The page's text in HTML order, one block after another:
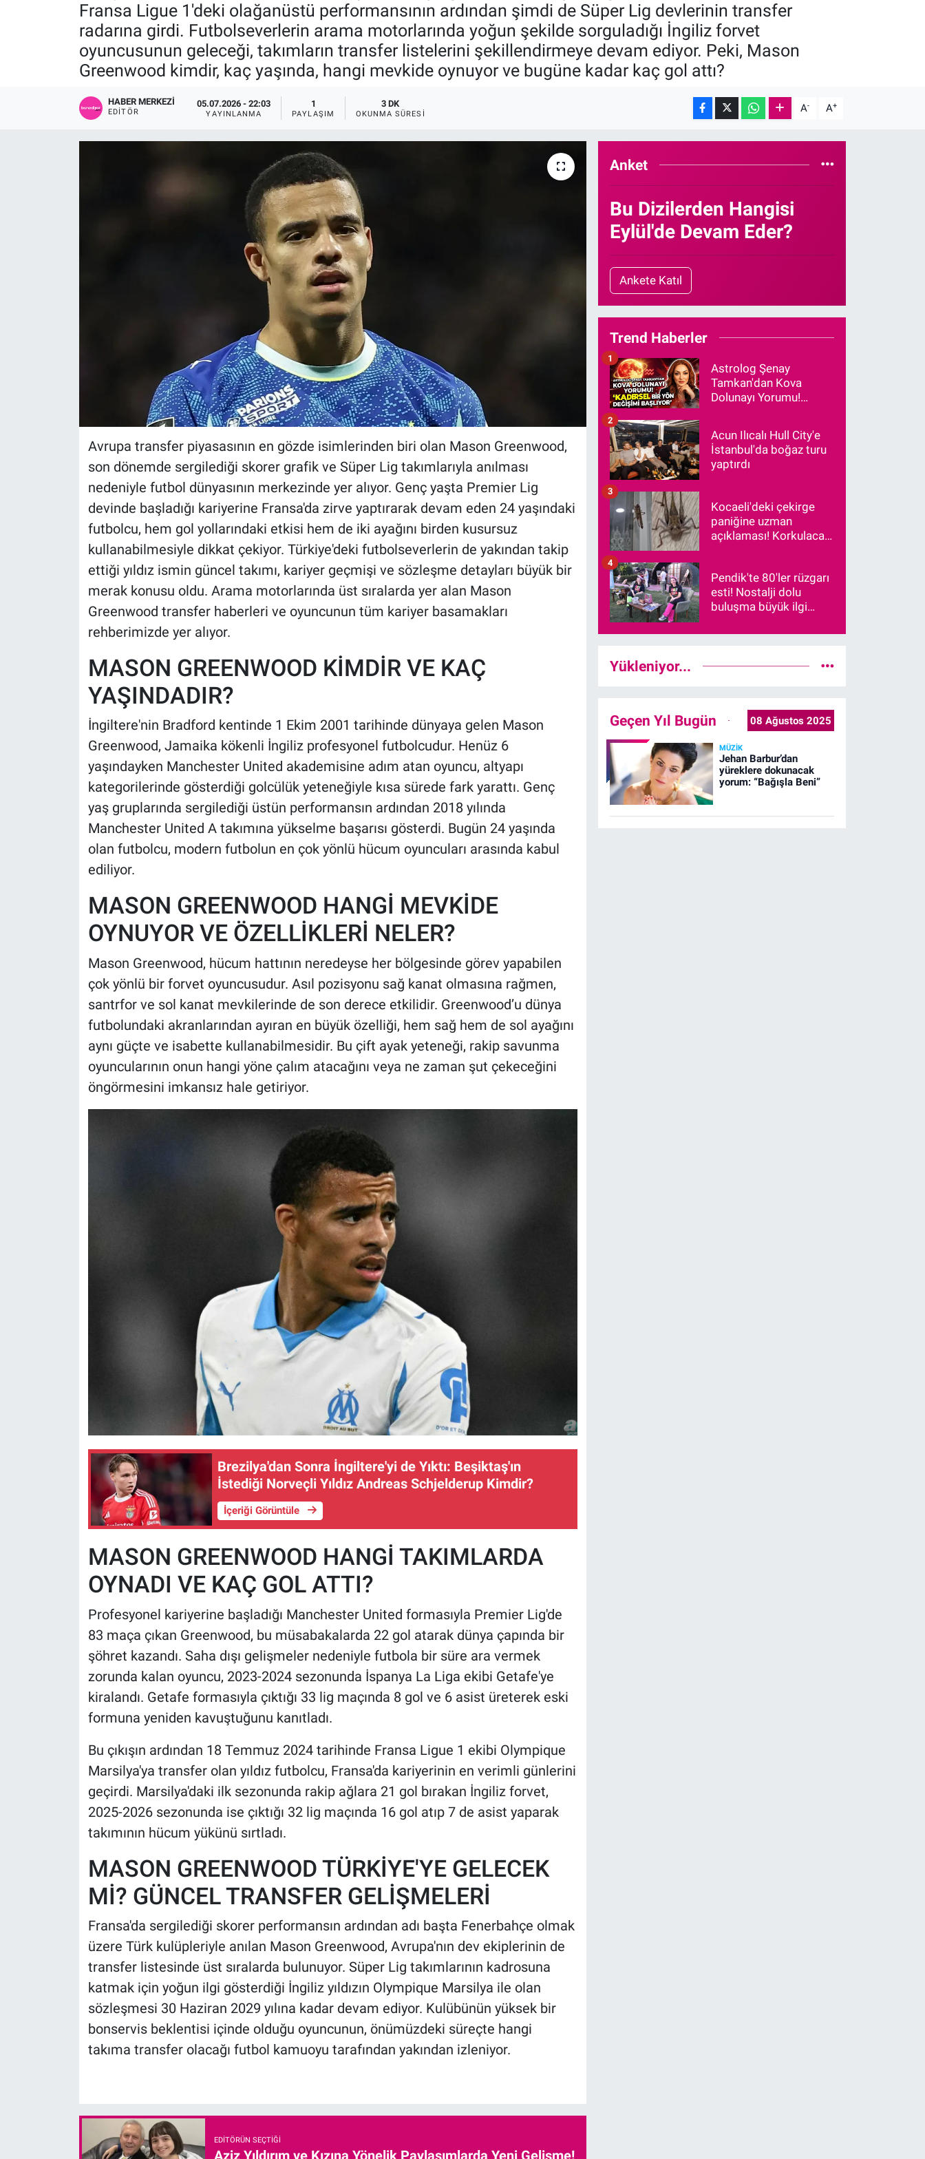
Fransa Ligue 1'deki olağanüstü performansının ardından şimdi de Süper Lig devlerinin transfer
radarına girdi. Futbolseverlerin arama motorlarında yoğun şekilde sorguladığı İngiliz forvet
oyuncusunun geleceği, takımların transfer listelerini şekillendirmeye devam ediyor. Peki, Mason
Greenwood kimdir, kaç yaşında, hangi mevkide oynuyor ve bugüne kadar kaç gol attı?
HABER MERKEZI
EDITÖR
05.07.2026 - 22:03
YAYINLANMA
1
PAYLAŞIM
3 DK
OKUNMA SÜRESI A- A+
Avrupa transfer piyasasının en gözde isimlerinden biri olan Mason Greenwood,
son dönemde sergilediği skorer grafik ve Süper Lig takımlarıyla anılması
nedeniyle futbol dünyasının merkezinde yer alıyor. Genç yaşta Premier Lig
devinde başladığı kariyerine Fransa'da zirve yaptırarak devam eden 24 yaşındaki
futbolcu, hem gol yollarındaki etkisi hem de iki ayağını birden kusursuz
kullanabilmesiyle dikkat çekiyor. Türkiye'deki futbolseverlerin de yakından takip
ettiği yıldız ismin güncel takımı, kariyer geçmişi ve sözleşme detayları büyük bir
merak konusu oldu. Arama motorlarında üst sıralarda yer alan Mason
Greenwood transfer haberleri ve oyuncunun tüm kariyer basamakları
rehberimizde yer alıyor.
MASON GREENWOOD KİMDİR VE KAÇ
YAŞINDADIR?
İngiltere'nin Bradford kentinde 1 Ekim 2001 tarihinde dünyaya gelen Mason
Greenwood, Jamaika kökenli İngiliz profesyonel futbolcudur. Henüz 6
yaşındayken Manchester United akademisine adım atan oyuncu, altyapı
kategorilerinde gösterdiği golcülük yeteneğiyle kısa sürede fark yarattı. Genç
yaş gruplarında sergilediği üstün performansın ardından 2018 yılında
Manchester United A takımına yükselme başarısı gösterdi. Bugün 24 yaşında
olan futbolcu, modern futbolun en çok yönlü hücum oyuncuları arasında kabul
ediliyor.
MASON GREENWOOD HANGİ MEVKİDE
OYNUYOR VE ÖZELLİKLERİ NELER?
Mason Greenwood, hücum hattının neredeyse her bölgesinde görev yapabilen
çok yönlü bir forvet oyuncusudur. Asıl pozisyonu sağ kanat olmasına rağmen,
santrfor ve sol kanat mevkilerinde de son derece etkilidir. Greenwood’u dünya
futbolundaki akranlarından ayıran en büyük özelliği, hem sağ hem de sol ayağını
aynı güçte ve isabette kullanabilmesidir. Bu çift ayak yeteneği, rakip savunma
oyuncularının onun hangi yöne çalım atacağını veya ne zaman şut çekeceğini
öngörmesini imkansız hale getiriyor.
Brezilya'dan Sonra İngiltere'yi de Yıktı: Beşiktaş'ın
İstediği Norveçli Yıldız Andreas Schjelderup Kimdir?
İçeriği Görüntüle
MASON GREENWOOD HANGİ TAKIMLARDA
OYNADI VE KAÇ GOL ATTI?
Profesyonel kariyerine başladığı Manchester United formasıyla Premier Lig'de
83 maça çıkan Greenwood, bu müsabakalarda 22 gol atarak dünya çapında bir
şöhret kazandı. Saha dışı gelişmeler nedeniyle futbola bir süre ara vermek
zorunda kalan oyuncu, 2023-2024 sezonunda İspanya La Liga ekibi Getafe'ye
kiralandı. Getafe formasıyla çıktığı 33 lig maçında 8 gol ve 6 asist üreterek eski
formuna yeniden kavuştuğunu kanıtladı.
Bu çıkışın ardından 18 Temmuz 2024 tarihinde Fransa Ligue 1 ekibi Olympique
Marsilya'ya transfer olan yıldız futbolcu, Fransa'da kariyerinin en verimli günlerini
geçirdi. Marsilya'daki ilk sezonunda rakip ağlara 21 gol bırakan İngiliz forvet,
2025-2026 sezonunda ise çıktığı 32 lig maçında 16 gol atıp 7 de asist yaparak
takımının hücum yükünü sırtladı.
MASON GREENWOOD TÜRKİYE'YE GELECEK
Mİ? GÜNCEL TRANSFER GELİŞMELERİ
Fransa'da sergilediği skorer performansın ardından adı başta Fenerbahçe olmak
üzere Türk kulüpleriyle anılan Mason Greenwood, Avrupa'nın dev ekiplerinin de
transfer listesinde üst sıralarda bulunuyor. Süper Lig takımlarının kadrosuna
katmak için yoğun ilgi gösterdiği İngiliz yıldızın Olympique Marsilya ile olan
sözleşmesi 30 Haziran 2029 yılına kadar devam ediyor. Kulübünün yüksek bir
bonservis beklentisi içinde olduğu oyuncunun, önümüzdeki süreçte hangi
takıma transfer olacağı futbol kamuoyu tarafından yakından izleniyor.
EDITÖRÜN SEÇTIĞI
Aziz Yıldırım ve Kızına Yönelik Paylaşımlarda Yeni Gelişme!
Anket
Bu Dizilerden Hangisi
Eylül'de Devam Eder?
Ankete Katıl
Trend Haberler
Astrolog Şenay
Tamkan'dan Kova
Dolunayı Yorumu!
1
Acun Ilıcalı Hull City'e
İstanbul'da boğaz turu
yaptırdı
2
Kocaeli'deki çekirge
paniğine uzman
açıklaması! Korkulacak
3
Pendik'te 80'ler rüzgarı
esti! Nostalji dolu
buluşma büyük ilgi
4
Yükleniyor...
Geçen Yıl Bugün 08 Ağustos 2025
MÜZIK
Jehan Barbur’dan
yüreklere dokunacak
yorum: “Bağışla Beni”
Teknoloji
KÜLTÜR SANAT